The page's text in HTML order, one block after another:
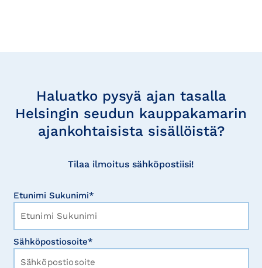
Haluatko pysyä ajan tasalla
Helsingin seudun kauppakamarin
ajankohtaisista sisällöistä?
Tilaa ilmoitus sähköpostiisi!
Etunimi Sukunimi*
Sähköpostiosoite*